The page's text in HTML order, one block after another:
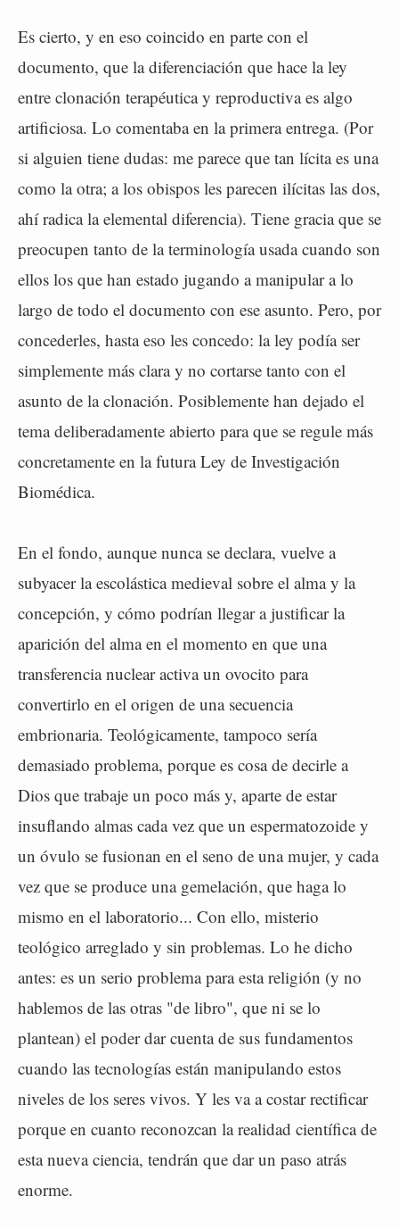
Es cierto, y en eso coincido en parte con el
documento, que la diferenciación que hace la ley
entre clonación terapéutica y reproductiva es algo
artificiosa. Lo comentaba en la primera entrega. (Por
si alguien tiene dudas: me parece que tan lícita es una
como la otra; a los obispos les parecen ilícitas las dos,
ahí radica la elemental diferencia). Tiene gracia que se
preocupen tanto de la terminología usada cuando son
ellos los que han estado jugando a manipular a lo
largo de todo el documento con ese asunto. Pero, por
concederles, hasta eso les concedo: la ley podía ser
simplemente más clara y no cortarse tanto con el
asunto de la clonación. Posiblemente han dejado el
tema deliberadamente abierto para que se regule más
concretamente en la futura Ley de Investigación
Biomédica.
En el fondo, aunque nunca se declara, vuelve a
subyacer la escolástica medieval sobre el alma y la
concepción, y cómo podrían llegar a justificar la
aparición del alma en el momento en que una
transferencia nuclear activa un ovocito para
convertirlo en el origen de una secuencia
embrionaria. Teológicamente, tampoco sería
demasiado problema, porque es cosa de decirle a
Dios que trabaje un poco más y, aparte de estar
insuflando almas cada vez que un espermatozoide y
un óvulo se fusionan en el seno de una mujer, y cada
vez que se produce una gemelación, que haga lo
mismo en el laboratorio... Con ello, misterio
teológico arreglado y sin problemas. Lo he dicho
antes: es un serio problema para esta religión (y no
hablemos de las otras "de libro", que ni se lo
plantean) el poder dar cuenta de sus fundamentos
cuando las tecnologías están manipulando estos
niveles de los seres vivos. Y les va a costar rectificar
porque en cuanto reconozcan la realidad científica de
esta nueva ciencia, tendrán que dar un paso atrás
enorme.